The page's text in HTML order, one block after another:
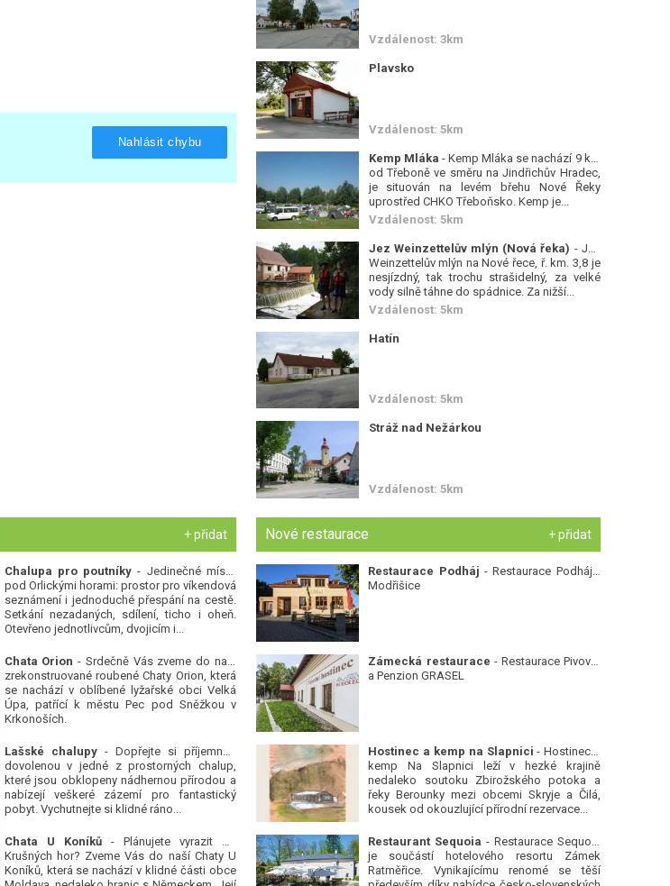
Nahlásit chybu
Vzdálenost: 3km
Plavsko
Vzdálenost: 5km
Kemp Mláka - Kemp Mláka se nachází 9 km
od Třeboně ve směru na Jindřichův Hradec,
je situován na levém břehu Nové Řeky
uprostřed CHKO Třeboňsko. Kemp je...
Vzdálenost: 5km
Jez Weinzettelův mlýn (Nová řeka) - Jez
Weinzettelův mlýn na Nové řece, ř. km. 3,8 je
nesjízdný, tak trochu strašidelný, za velké
vody silně táhne do spádnice. Za nižší...
Vzdálenost: 5km
Hatín
Vzdálenost: 5km
Stráž nad Nežárkou
Vzdálenost: 5km
+ přidat
Chalupa pro poutníky - Jedinečné místo
pod Orlickými horami: prostor pro víkendová
seznámení i jednoduché přespání na cestě.
Setkání nezadaných, sdílení, ticho i oheň.
Otevřeno jednotlivcům, dvojicím i...
Chata Orion - Srdečně Vás zveme do naší
zrekonstruované roubené Chaty Orion, která
se nachází v oblíbené lyžařské obci Velká
Úpa, patřící k městu Pec pod Sněžkou v
Krkonoších.
Lašské chalupy- Dopřejte si příjemnou
dovolenou v jedné z prostorných chalup,
které jsou obklopeny nádhernou přírodou a
nabízejí veškeré zázemí pro fantastický
pobyt. Vychutnejte si klidné ráno...
Chata U Koníků- Plánujete vyrazit do
Krušných hor? Zveme Vás do naší Chaty U
Koníků, která se nachází v klidné části obce
Nové restaurace + přidat
Restaurace Podháj - Restaurace Podháj -
Modřišice
Zámecká restaurace - Restaurace Pivovar
a Penzion GRASEL
Hostinec a kemp na Slapnici - Hostinec a
kemp Na Slapnici leží v hezké krajině
nedaleko soutoku Zbirožského potoka a
řeky Berounky mezi obcemi Skryje a Čilá,
kousek od okouzlující přírodní rezervace...
Restaurant Sequoia - Restaurace Sequoia
je součástí hotelového resortu Zámek
Ratměřice. Vynikajícímu renomé se těší